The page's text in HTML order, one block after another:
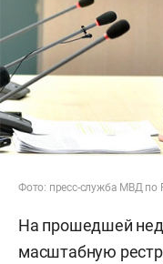
Фото: пресс-служба МВД по
На прошедшей
масштабную